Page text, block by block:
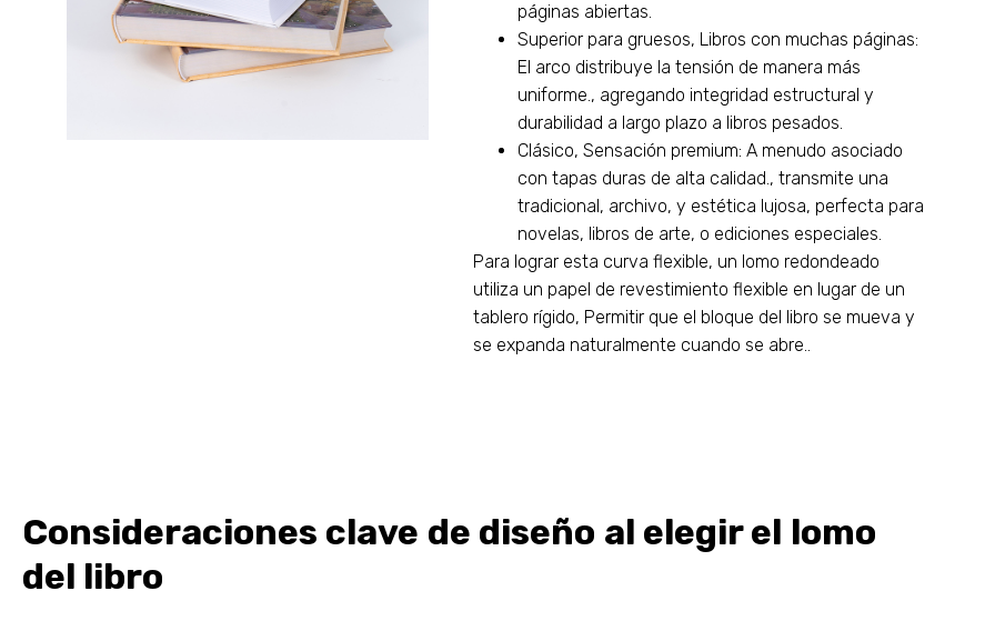
páginas abiertas.
Superior para gruesos, Libros con muchas páginas:
El arco distribuye la tensión de manera más
uniforme., agregando integridad estructural y
durabilidad a largo plazo a libros pesados.
Clásico, Sensación premium: A menudo asociado
con tapas duras de alta calidad., transmite una
tradicional, archivo, y estética lujosa, perfecta para
novelas, libros de arte, o ediciones especiales.
Para lograr esta curva flexible, un lomo redondeado
utiliza un papel de revestimiento flexible en lugar de un
tablero rígido, Permitir que el bloque del libro se mueva y
se expanda naturalmente cuando se abre..
Consideraciones clave de diseño al elegir el lomo
del libro